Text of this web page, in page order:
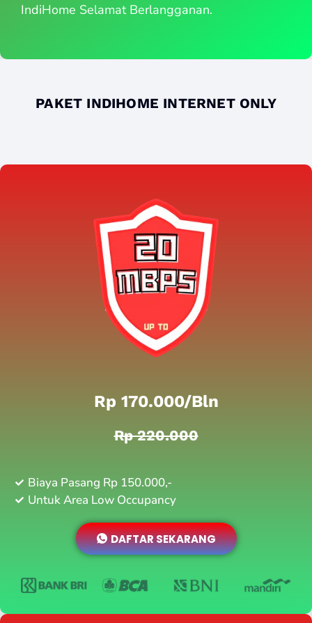
IndiHome Selamat Berlangganan.
PAKET INDIHOME INTERNET ONLY
Rp 170.000/bln
Rp 220.000
Biaya Pasang Rp 150.000,-
Untuk Area Low Occupancy
DAFTAR SEKARANG